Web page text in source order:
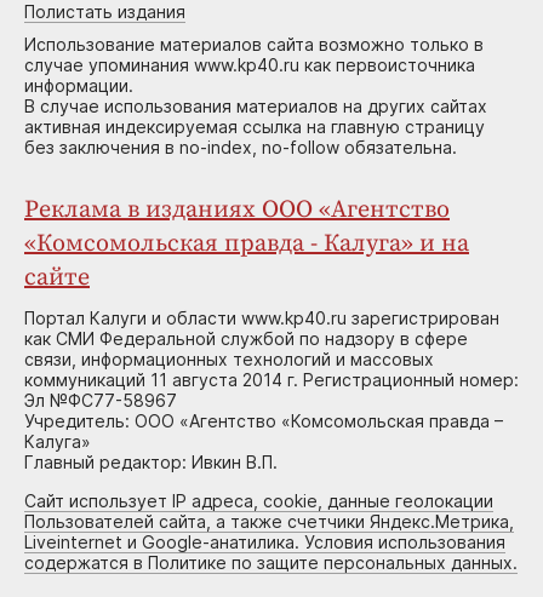
Полистать издания
Использование материалов сайта возможно только в
случае упоминания www.kp40.ru как первоисточника
информации.
В случае использования материалов на других сайтах
активная индексируемая ссылка на главную страницу
без заключения в no-index, no-follow обязательна.
Реклама в изданиях ООО «Агентство
«Комсомольская правда - Калуга» и на
сайте
Портал Калуги и области www.kp40.ru зарегистрирован
как СМИ Федеральной службой по надзору в сфере
связи, информационных технологий и массовых
коммуникаций 11 августа 2014 г. Регистрационный номер:
Эл №ФС77-58967
Учредитель: ООО «Агентство «Комсомольская правда –
Калуга»
Главный редактор: Ивкин В.П.
Сайт использует IP адреса, cookie, данные геолокации
Пользователей сайта, а также счетчики Яндекс.Метрика,
Liveinternet и Google-анатилика. Условия использования
содержатся в Политике по защите персональных данных.